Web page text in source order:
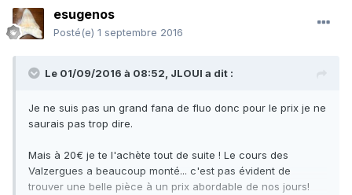
esugenos
Posté(e) 1 septembre 2016
Le 01/09/2016 à 08:52, JLOUI a dit :
Je ne suis pas un grand fana de fluo donc pour le prix je ne
saurais pas trop dire.
Mais à 20€ je te l'achète tout de suite ! Le cours des
Valzergues a beaucoup monté... c'est pas évident de
trouver une belle pièce à un prix abordable de nos jours!